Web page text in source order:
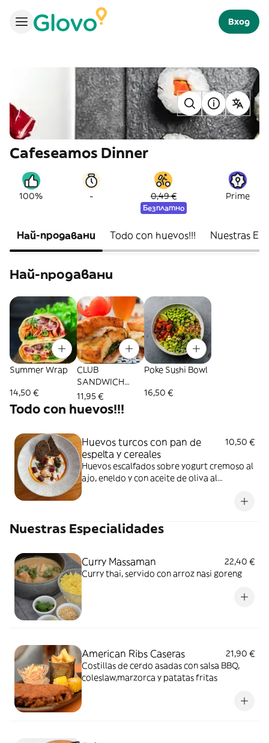
Вход
Cafeseamos Dinner
100% - 0,49 €
Безплатно
Prime
Най-продавани Todo con huevos!!! Nuestras
Най-продавани
Summer Wrap
14,50 €
CLUB
SANDWICH
Cafeaseamos
11,95 €
Poke Sushi Bowl
16,50 €
Todo con huevos!!!
Huevos turcos con pan de
espelta y cereales
10,50 €
Huevos escalfados sobre yogurt cremoso al
ajo, eneldo y con aceite de oliva al
delicioso de espelta y cereales A elegir con
Nuestras Especialidades
Curry Massaman
22,40 €
Curry thai, servido con arroz nasi goreng
American Ribs Caseras
21,90 €
Costillas de cerdo asadas con salsa BBQ,
coleslaw,marzorca y patatas fritas